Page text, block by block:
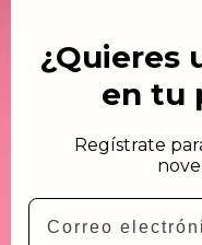
¿Quieres
en tu
Regístrate
Email